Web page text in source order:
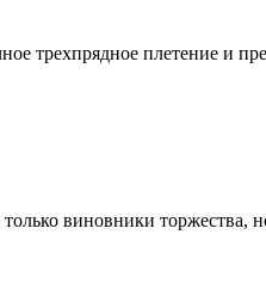
трехпрядное плетение и
виновники